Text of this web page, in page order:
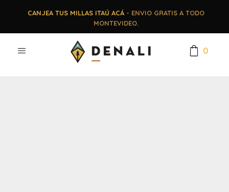
CANJEA TUS MILLAS ITAÚ ACÁ- ENVIO GRATIS A TODO
MONTEVIDEO.
0